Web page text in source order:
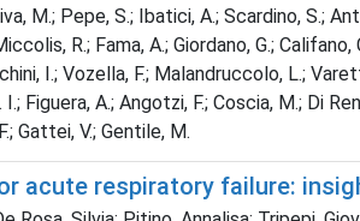
M.; Pepe, S.; Ibatici, A.; Scardino, S.;
R.; Fama, A.; Giordano, G.; Califano,
I.; Vozella, F.; Malandruccolo, L.;
Figuera, A.; Angotzi, F.; Coscia, M.; Di
Gattei, V.; Gentile, M.
respiratory failure: